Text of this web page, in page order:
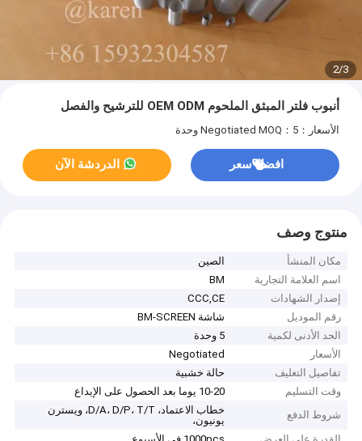
2/3
أنبوب فلتر المبثق الملحوم OEM ODM للترشيح والفصل
الأسعار：Negotiated MOQ：5 وحدة
افضل سعر الدردشة الآن
منتوج وصف
مكان المنشأ
الصين
اسم العلامة التجارية
BM
إصدار الشهادات
CCC,CE
رقم الموديل
شاشة BM-SCREEN
الحد الأدنى لكمية
5 وحدة
الأسعار
Negotiated
تفاصيل التغليف
حالة خشبية
وقت التسليم
10-20 يوما بعد الحصول على الإيداع
شروط الدفع
خطاب الاعتماد، D/A، D/P، T/T، ويسترن
يونيون،